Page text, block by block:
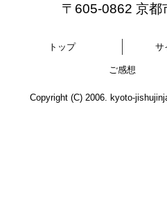
〒605-0862 京都
トップ サ
ご感想
Copyright (C) 2006. kyoto-